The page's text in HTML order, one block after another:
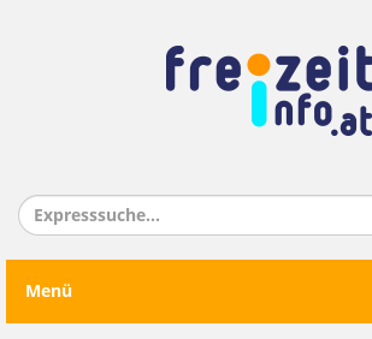
Menü